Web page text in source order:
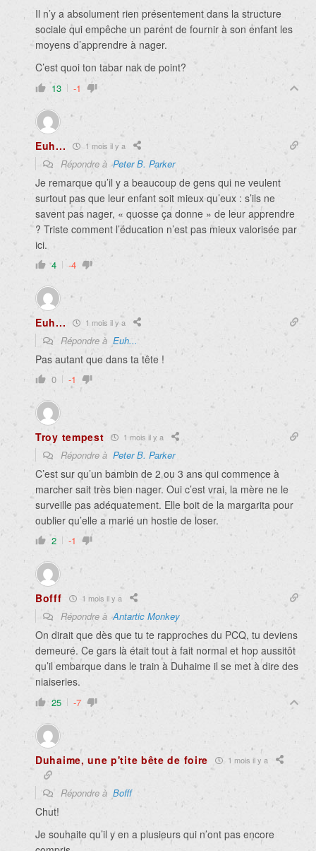
Il n’y a absolument rien présentement dans la structure
sociale qui empêche un parent de fournir à son enfant les
moyens d’apprendre à nager.
C’est quoi ton tabar nak de point?
13 -1
Euh... 1 mois il y a
Répondre àPeter B. Parker
Je remarque qu’il y a beaucoup de gens qui ne veulent
surtout pas que leur enfant soit mieux qu’eux : s’ils ne
savent pas nager, « quosse ça donne » de leur apprendre
? Triste comment l’éducation n’est pas mieux valorisée par
ici.
4 -4
Euh... 1 mois il y a
Répondre à Euh...
Pas autant que dans ta tête !
0 -1
Troy tempest 1 mois il y a
Répondre à Peter B. Parker
C’est sur qu’un bambin de 2 ou 3 ans qui commence à
marcher sait très bien nager. Oui c’est vrai, la mère ne le
surveille pas adéquatement. Elle boit de la margarita pour
oublier qu’elle a marié un hostie de loser.
2 -1
Bofff 1 mois il y a
Répondre àAntartic Monkey
On dirait que dès que tu te rapproches du PCQ, tu deviens
demeuré. Ce gars là était tout à fait normal et hop aussitôt
qu’il embarque dans le train à Duhaime il se met à dire des
niaiseries.
25 -7
Duhaime, une p'tite bête de foire 1 mois il y a
Répondre à Bofff
Chut!
Je souhaite qu’il y en a plusieurs qui n’ont pas encore